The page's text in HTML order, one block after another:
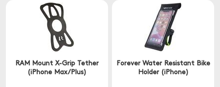
RAM Mount X-Grip Tether
(iPhone Max/Plus)
Forever Water Resistant Bike
Holder (iPhone)